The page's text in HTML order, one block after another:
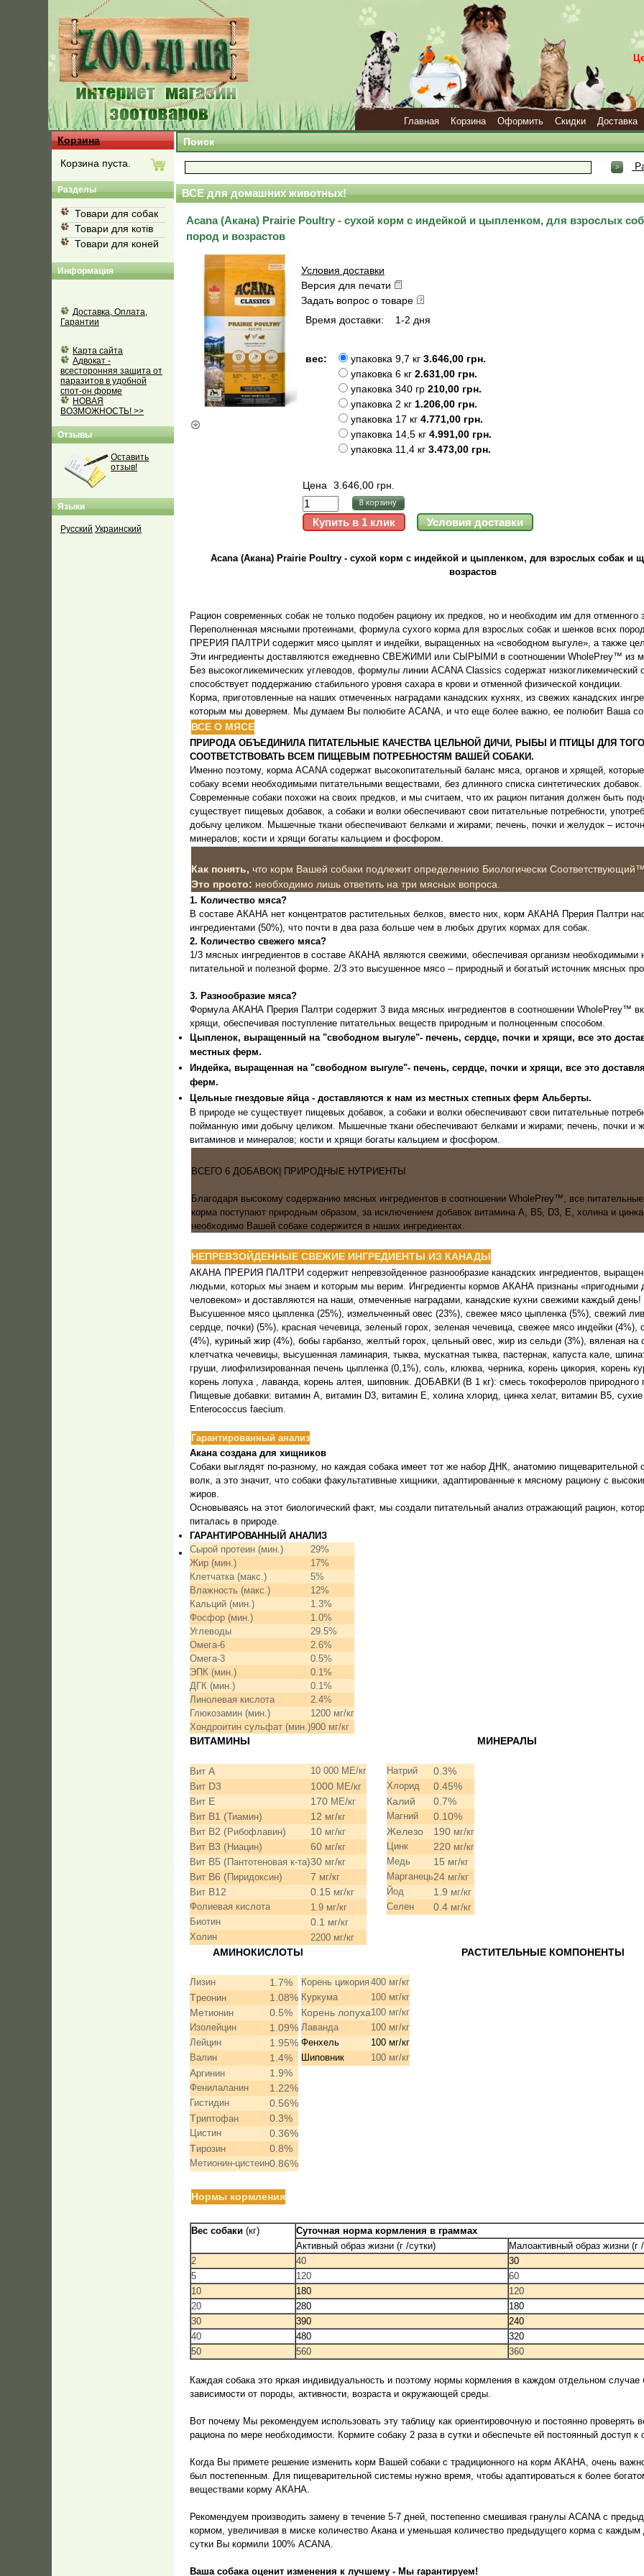
Главная Корзина Оформить Скидки
Доставка
Корзина
Корзина пуста.
Разделы
Товари для собак
Товари для котів
Товари для коней
Информация
Доставка, Оплата,
Гарантии
Карта сайта
Адвокат -
всесторонняя защита от
паразитов в удобной
спот-он форме
НОВАЯ
ВОЗМОЖНОСТЬ! >>
Отзывы
Оставить
отзыв!
Языки
Русский Украинский
Поиск
ВСЕ для домашних животных!
Acana (Акана) Prairie Poultry - сухой корм с индейкой и цыпленком, для взрослых
пород и возрастов
Условия доставки
Версия для печати
Задать вопрос о товаре
Время доставки:
1-2 дня
вес: упаковка 9,7 кг 3.646,00 грн.
упаковка 6 кг 2.631,00 грн.
упаковка 340 гр 210,00 грн.
упаковка 2 кг 1.206,00 грн.
упаковка 17 кг 4.771,00 грн.
упаковка 14,5 кг 4.991,00 грн.
упаковка 11,4 кг 3.473,00 грн.
Цена 3.646,00 грн.
Acana (Акана) Prairie Poultry - сухой корм с индейкой и цыпленком, для взрослых собак и
возрастов
Рацион современных собак не только подобен рациону их предков, но и необходим им для отменного
Переполненная мясными протеинами, формула сухого корма для взрослых собак и шенков вснх
ПРЕРИЯ ПАЛТРИ содержит мясо цыплят и индейки, выращенных на «свободном выгуле», а также
Эти ингредиенты доставляются ежедневно СВЕЖИМИ или СЫРЫМИ в соотношении WholePrey™ из
Без высокогликемических углеводов, формулы линии ACANA Classics содержат низкогликемический
способствует поддержанию стабильного уровня сахара в крови и отменной физической кондиции.
Корма, приготовленные на наших отмеченных наградами канадских кухнях, из свежих канадских
которым мы доверяем. Мы думаем Вы полюбите ACANA, и что еще более важно, ее полюбит Ваша
ВСЕ О МЯСЕ
ПРИРОДА ОБЪЕДИНИЛА ПИТАТЕЛЬНЫЕ КАЧЕСТВА ЦЕЛЬНОЙ ДИЧИ, РЫБЫ И ПТИЦЫ ДЛЯ
СООТВЕТСТВОВАТЬ ВСЕМ ПИЩЕВЫМ ПОТРЕБНОСТЯМ ВАШЕЙ СОБАКИ.
Именно поэтому, корма ACANA содержат высокопитательный баланс мяса, органов и хрящей,
собаку всеми необходимыми питательными веществами, без длинного списка синтетических добавок.
Современные собаки похожи на своих предков, и мы считаем, что их рацион питания должен быть
существует пищевых добавок, а собаки и волки обеспечивают свои питательные потребности,
добычу целиком. Мышечные ткани обеспечивают белками и жирами; печень, почки и желудок –
минералов; кости и хрящи богаты кальцием и фосфором.
Как понять, что корм Вашей собаки подлежит определению Биологически
Это просто: необходимо лишь ответить на три мясных вопроса.
1. Количество мяса?
В составе АКАНА нет концентратов растительных белков, вместо них, корм АКАНА Прерия Палтри
ингредиентами (50%), что почти в два раза больше чем в любых других кормах для собак.
2. Количество свежего мяса?
1/3 мясных ингредиентов в составе АКАНА являются свежими, обеспечивая организм необходимыми
питательной и полезной форме. 2/3 это высушенное мясо – природный и богатый источник мясных
3. Разнообразие мяса?
Формула АКАНА Прерия Палтри содержит 3 вида мясных ингредиентов в соотношении WholePrey™
хрящи, обеспечивая поступление питательных веществ природным и полноценным способом.
Цыпленок, выращенный на "свободном выгуле"- печень, сердце, почки и хрящи, все это
местных ферм.
Индейка, выращенная на "свободном выгуле"- печень, сердце, почки и хрящи, все это
ферм.
Цельные гнездовые яйца - доставляются к нам из местных степных ферм Альберты.
В природе не существует пищевых добавок, а собаки и волки обеспечивают свои питательные
пойманную ими добычу целиком. Мышечные ткани обеспечивают белками и жирами; печень, почки и
витаминов и минералов; кости и хрящи богаты кальцием и фосфором.
ВСЕГО 6 ДОБАВОК| ПРИРОДНЫЕ НУТРИЕНТЫ
Благодаря высокому содержанию мясных ингредиентов в соотношении WholePrey™, все
корма поступают природным образом, за исключением добавок витамина А, B5, D3, E, холина и
необходимо Вашей собаке содержится в наших ингредиентах.
НЕПРЕВЗОЙДЕННЫЕ СВЕЖИЕ ИНГРЕДИЕНТЫ ИЗ КАНАДЫ
АКАНА ПРЕРИЯ ПАЛТРИ содержит непревзойденное разнообразие канадских ингредиентов,
людьми, которых мы знаем и которым мы верим. Ингредиенты кормов АКАНА признаны «пригодными
человеком» и доставляются на наши, отмеченные наградами, канадские кухни свежими каждый день!
Высушенное мясо цыпленка (25%), измельченный овес (23%), свежее мясо цыпленка (5%), свежий
сердце, почки) (5%), красная чечевица, зеленый горох, зеленая чечевица, свежее мясо индейки (4%),
(4%), куриный жир (4%), бобы гарбанзо, желтый горох, цельный овес, жир из сельди (3%), вяленая на
клетчатка чечевицы, высушенная ламинария, тыква, мускатная тыква, пастернак, капуста кале,
груши, лиофилизированная печень цыпленка (0,1%), соль, клюква, черника, корень цикория, корень
корень лопуха , лаванда, корень алтея, шиповник. ДОБАВКИ (В 1 кг): смесь токоферолов природного
Пищевые добавки: витамин A, витамин D3, витамин E, холина хлорид, цинка хелат, витамин B5,
Enterococcus faecium.
Гарантированный анализ
Акана создана для хищников
Собаки выглядят по-разному, но каждая собака имеет тот же набор ДНК, анатомию пищеварительной
волк, а это значит, что собаки факультативные хищники, адаптированные к мясному рациону с
жиров.
Основываясь на этот биологический факт, мы создали питательный анализ отражающий рацион,
питалась в природе.
ГАРАНТИРОВАННЫЙ АНАЛИЗ
Сырой протеин (мин.)
29%
Жир (мин.)
17%
Клетчатка (макс.)
5%
Влажность (макс.)
12%
Кальций (мин.)
1.3%
Фосфор (мин.)
1.0%
Углеводы
29.5%
Омега-6
2.6%
Омега-3
0.5%
ЭПК (мин.)
0.1%
ДГК (мин.)
0.1%
Линолевая кислота
2.4%
Глюкозамин (мин.)
1200 мг/кг
Хондроитин сульфат (мин.)900 мг/кг
ВИТАМИНЫ
Вит A 10 000 МЕ/кг Натрий 0.3%
Вит D3 1000 МЕ/кг Хлорид 0.45%
Вит E 170 МЕ/кг Калий 0.7%
Вит B1 (Тиамин) 12 мг/кг Магний 0.10%
Вит B2 (Рибофлавин) 10 мг/кг Железо 190 мг/кг
Вит B3 (Ниацин) 60 мг/кг Цинк 220 мг/кг
Вит B5 (Пантотеновая к-та)30 мг/кг Медь 15 мг/кг
Вит B6 (Пиридоксин) 7 мг/кг Марганець24 мг/кг
Вит B12 0.15 мг/кг Йод 1.9 мг/кг
Фолиевая кислота
1.9 мг/кг Селен 0.4 мг/кг
Биотин
0.1 мг/кг
Холин
2200 мг/кг
АМИНОКИСЛОТЫ РАСТИТЕЛЬНЫЕ
Лизин 1.7% Корень цикория 400 мг/кг
Tреонин 1.08% Куркума 100 мг/кг
Meтионин 0.5% Корень лопуха100 мг/кг
Изолейцин
1.09% Лаванда
100 мг/кг
Лейцин
1.95% Фенхель
100 мг/кг
Валин
1.4% Шиповник 100 мг/кг
Aргинин 1.9%
Фенилаланин 1.22%
Гистидин
0.56%
Tриптофан 0.3%
Цистин
0.36%
Tирозин 0.8%
Метионин-цистеин0.86%
Нормы кормления
Вес собаки (кг)
Cуточная норма кормления в граммах
Активный образ жизни (г /сутки)
Малоактивный образ жизни (г
2
40
30
5
120
60
10
180
120
20
280
180
30
390
240
40
480
320
50
560 360
Каждая собака это яркая индивидуальность и поэтому нормы кормления в каждом отдельном случае
зависимости от породы, активности, возраста и окружающей среды.
Вот почему Мы рекомендуем использовать эту таблицу как ориентировочную и постоянно проверять
рациона по мере необходимости. Кормите собаку 2 раза в сутки и обеспечьте ей постоянный доступ к
Когда Вы примете решение изменить корм Вашей собаки с традиционного на корм АКАНА, очень
был постепенным. Для пищеварительной системы нужно время, чтобы адаптироваться к более
веществами корму АКАНА.
Рекомендуем производить замену в течение 5-7 дней, постепенно смешивая гранулы ACANA с
кормом, увеличивая в миске количество Акана и уменьшая количество предыдущего корма с каждым
сутки Вы кормили 100% ACANA.
Ваша собака оценит изменения к лучшему - Мы гарантируем!